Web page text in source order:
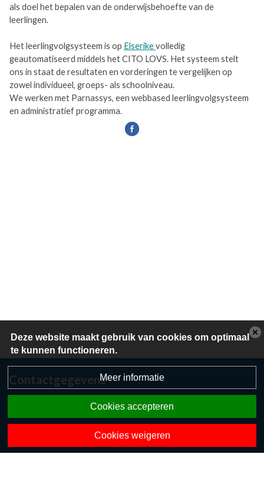
als doel het bepalen van de onderwijsbehoefte van de
leerlingen.
Het leerlingvolgsysteem is op Elserikevolledig
geautomatiseerd middels het CITO LOVS. Het systeem stelt
ons in staat de resultaten en vorderingen te vergelijken op
zowel individueel, groeps- als schoolniveau.
We werken met Parnassys, een webbased leerlingvolgsysteem
en administratief programma.
Contactgegevens
0547362095
directie.odselserike@opohvt.nl
Deze website maakt gebruik van cookies om optimaal
te kunnen functioneren.
Meer informatie
Cookies accepteren
Cookies weigeren